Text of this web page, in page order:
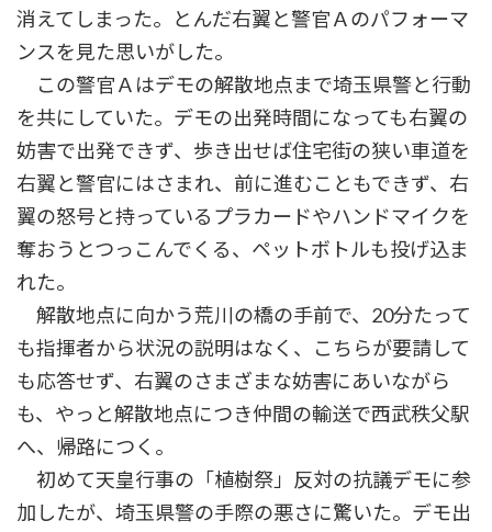
消えてしまった。とんだ右翼と警官Ａのパフォーマ
ンスを見た思いがした。
この警官Ａはデモの解散地点まで埼玉県警と行動
を共にしていた。デモの出発時間になっても右翼の
妨害で出発できず、歩き出せば住宅街の狭い車道を
右翼と警官にはさまれ、前に進むこともできず、右
翼の怒号と持っているプラカードやハンドマイクを
奪おうとつっこんでくる、ペットボトルも投げ込ま
れた。
解散地点に向かう荒川の橋の手前で、20分たって
も指揮者から状況の説明はなく、こちらが要請して
も応答せず、右翼のさまざまな妨害にあいながら
も、やっと解散地点につき仲間の輸送で西武秩父駅
へ、帰路につく。
初めて天皇行事の「植樹祭」反対の抗議デモに参
加したが、埼玉県警の手際の悪さに驚いた。デモ出